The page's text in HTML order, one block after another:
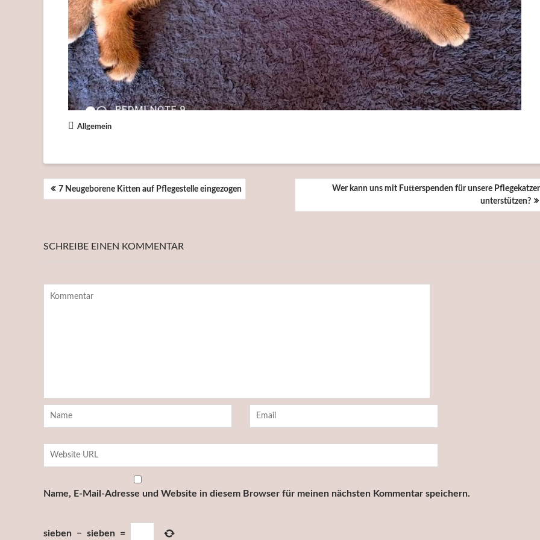
Allgemein
BEITRAGSNAVIGATION
7 Neugeborene Kitten auf Pflegestelle eingezogen
Wer kann uns mit Futterspenden für unsere
unterstützen?
SCHREIBE EINEN KOMMENTAR
Name, E-Mail-Adresse und Website in diesem Browser für meinen nächsten Kommentar speichern.
sieben − sieben =